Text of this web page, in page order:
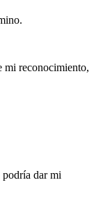
mi reconocimiento,
dar mi